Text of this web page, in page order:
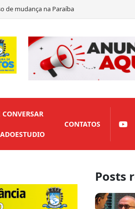
de mudança na Paraíba
a Paraíba
a juventude do Sertão
CONVERSAR
CONTATOS
Posts